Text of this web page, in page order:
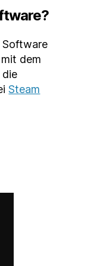
Software
dem
die
Steam